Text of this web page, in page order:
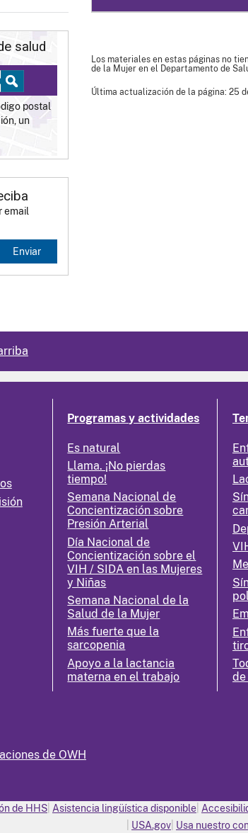
salud
postal
un
email
Enviar
Los materiales en estas páginas no
de la Mujer en el Departamento de
Última actualización de la página: 25
Programas y actividades
Es natural
Llama. ¡No pierdas
tiempo!
Semana Nacional de
Concientización sobre
Presión Arterial
Día Nacional de
Concientización sobre el
VIH / SIDA en las Mujeres
y Niñas
Semana Nacional de la
Salud de la Mujer
Más fuerte que la
sarcopenia
Apoyo a la lactancia
materna en el trabajo
de
de OWH
de HHS Asistencia lingüística disponible
USA.gov Usa nuestro